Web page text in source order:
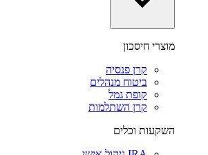
מוצרי חיסכון
קרן פנסיה
ביטוח מנהלים
קופת גמל
קרן השתלמות
השקעות וכלים